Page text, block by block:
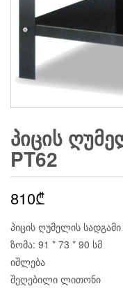
ᲞᲘᲪᲘᲡ
PT62
810₾
პიცის ღუმელის
ზომა: 91 * 73 * 90 სმ
იშლება
შეღებილი ლითონი